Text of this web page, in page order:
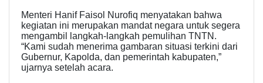
Menteri Hanif Faisol Nurofiq menyatakan bahwa
kegiatan ini merupakan mandat negara untuk segera
mengambil langkah-langkah pemulihan TNTN.
“Kami sudah menerima gambaran situasi terkini dari
Gubernur, Kapolda, dan pemerintah kabupaten,”
ujarnya setelah acara.